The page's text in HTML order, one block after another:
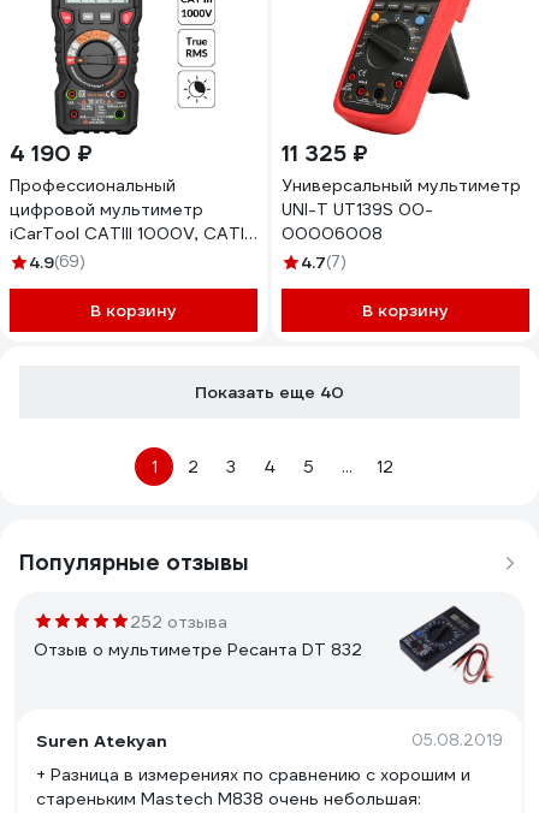
4 190 ₽
Профессиональный
цифровой мультиметр
iCarTool CATIII 1000V, СATIV
600V, TrueRMS, AC/DC IC-
4.9(69)
В корзину
11 325 ₽
Универсальный мультиметр
UNI-T UT139S 00-
00006008
4.7(7)
В корзину
Показать еще 40
1 2 3 4 5 ... 12
Популярные отзывы
252 отзыва
Отзыв о мультиметре Ресанта DT 832
Suren Atekyan 05.08.2019
+ Разница в измерениях по сравнению с хорошим и
стареньким Mastech M838 очень небольшая: